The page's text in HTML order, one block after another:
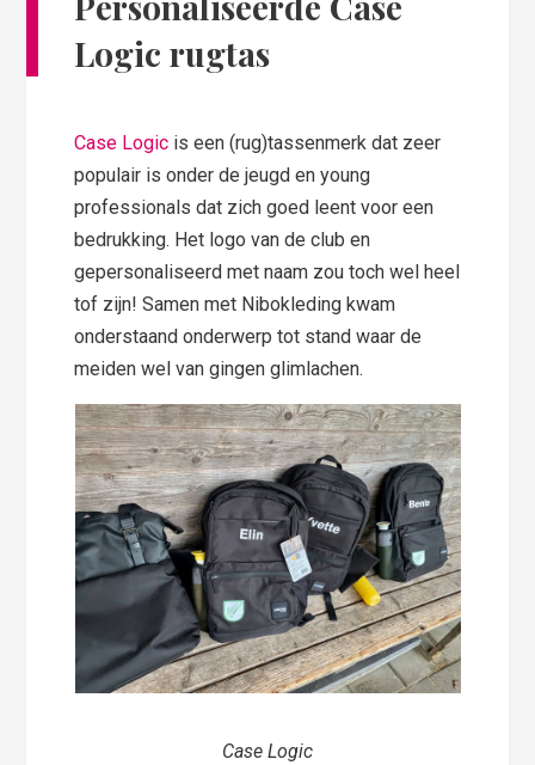
Logic rugtas
Case Logic is een (rug)tassenmerk dat zeer
populair is onder de jeugd en young
professionals dat zich goed leent voor een
bedrukking. Het logo van de club en
gepersonaliseerd met naam zou toch wel heel
tof zijn! Samen met Nibokleding kwam
onderstaand onderwerp tot stand waar de
meiden wel van gingen glimlachen.
Case Logic